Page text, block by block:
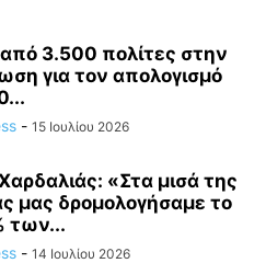
3.500 πολίτες στην
για τον απολογισμό
- 15 Ιουλίου 2026
«Στα μισά της
μας δρομολογήσαμε το
των...
- 14 Ιουλίου 2026